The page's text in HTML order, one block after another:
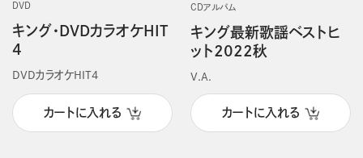
DVD
キング・DVDカラオケHIT
4
DVDカラオケHIT4
カートに入れる
CDアルバム
キング最新歌謡ベストヒ
ット2022秋
V.A.
カートに入れる